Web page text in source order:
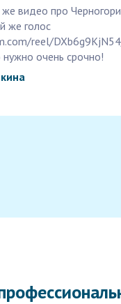
видео про
же голос
reel/
очень срочно!